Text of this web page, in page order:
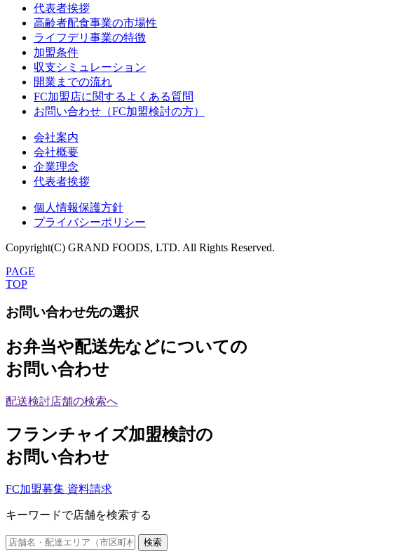
代表者挨拶
高齢者配食事業の市場性
ライフデリ事業の特徴
加盟条件
収支シミュレーション
開業までの流れ
FC加盟店に関するよくある質問
お問い合わせ（FC加盟検討の方）
会社案内
会社概要
企業理念
代表者挨拶
個人情報保護方針
プライバシーポリシー
Copyright(C) GRAND FOODS, LTD. All Rights Reserved.
PAGE
TOP
お問い合わせ先の選択
お弁当や配送先などについての
お問い合わせ
配送検討店舗の検索へ
フランチャイズ加盟検討の
お問い合わせ
FC加盟募集 資料請求
キーワードで店舗を検索する
検索